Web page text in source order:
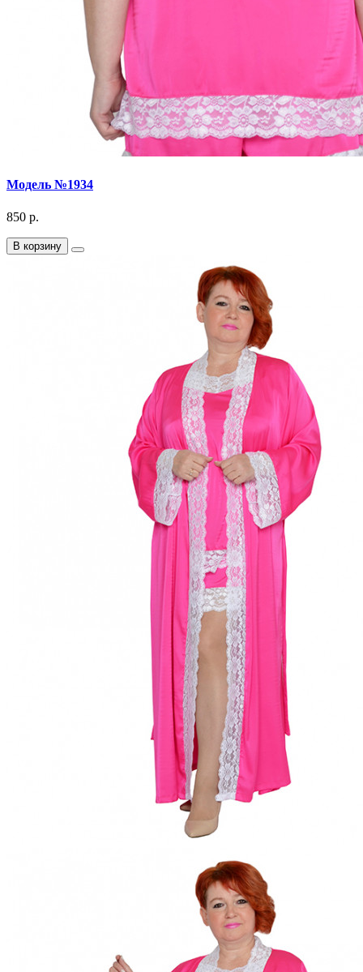
Модель №1934
850 р.
В корзину